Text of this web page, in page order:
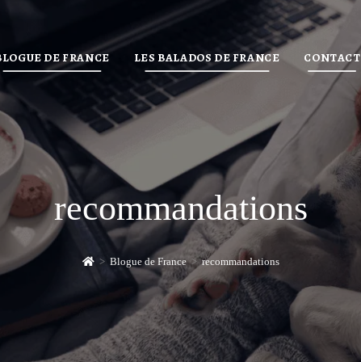
DE FRANCE LES BALADOS DE FRANCE CONTACT
recommandations
> Blogue de France > recommandations